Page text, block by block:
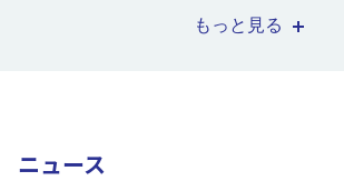
もっと見る
ニュース